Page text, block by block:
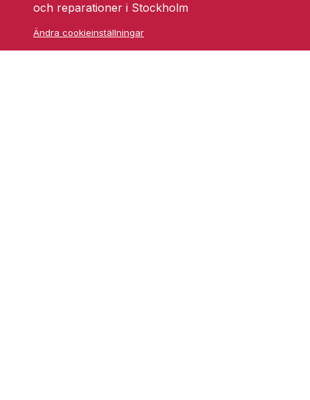
och reparationer i Stockholm
Ändra cookieinställningar